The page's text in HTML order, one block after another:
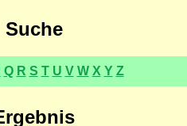
Suche
Q R S T U V W X Y Z